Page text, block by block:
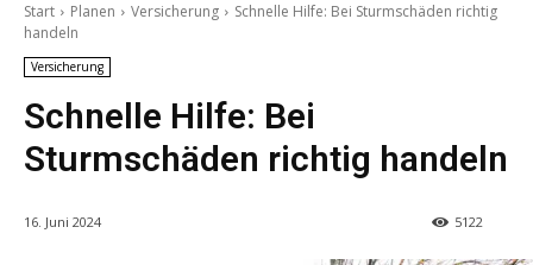
Start Planen Versicherung
Schnelle Hilfe: Bei Sturmschäden richtig
handeln
Versicherung
Schnelle Hilfe: Bei
Sturmschäden richtig handeln
16. Juni 2024 5122